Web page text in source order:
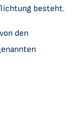
besteht.
den